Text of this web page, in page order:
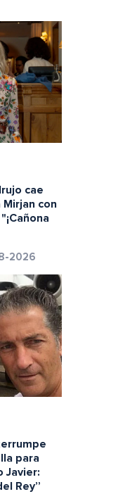
cae
con
2026
para
Javier:
Rey”